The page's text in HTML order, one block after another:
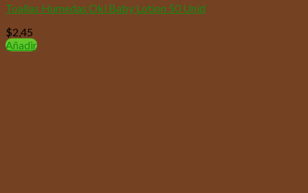
Toallas Humedas Oki Baby Lotion 50 Unid
$2,45
Añadir